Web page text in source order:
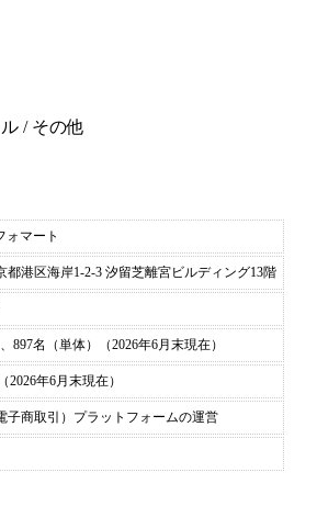
/ その他
ォマート
都港区海岸1-2-3 汐留芝離宮ビルディング13階
897名（単体）（2026年6月末現在）
2026年6月末現在）
子商取引）プラットフォームの運営